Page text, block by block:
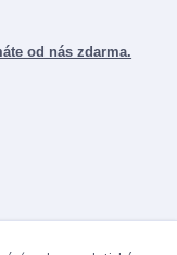
od nás zdarma.